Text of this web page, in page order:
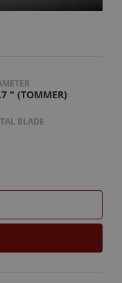
" (TOMMER)
BLADE